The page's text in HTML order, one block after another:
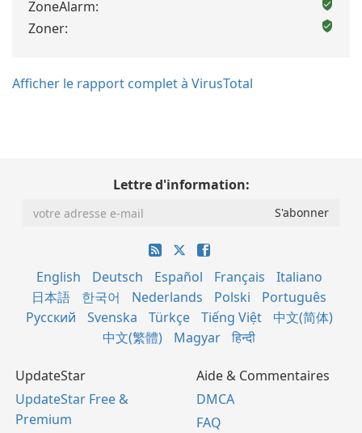
ZoneAlarm:
Zoner:
Afficher le rapport complet à VirusTotal
Lettre d'information:
English Deutsch Español Français
Italiano
日本語
한국어 Nederlands Polski
Português
Русский
Svenska Türkçe Tiếng Việt
中文(简体)
中文(繁體)
Magyar हिन्दी
UpdateStar
UpdateStar Free &
Premium
Aide & Commentaires
DMCA
FAQ